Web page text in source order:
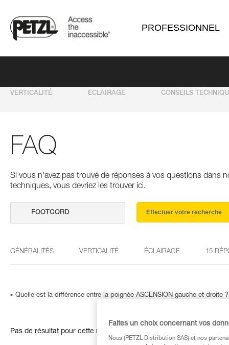
PROFESSIONNEL
VERTICALITÉ ECLAIRAGE CONSEILS
FAQ
Si vous n'avez pas trouvé de réponses à vos questions dans
techniques, vous devriez les trouver ici.
Effectuer votre recherche
GÉNÉRALITÉS VERTICALITÉ ÉCLAIRAGE 15
Quelle est la différence entre la poignée ASCENSION gauche et droite ?
Pas de résultat pour cette recherche
Faites un choix concernant vos
Nous (PETZL Distribution SAS) et nos